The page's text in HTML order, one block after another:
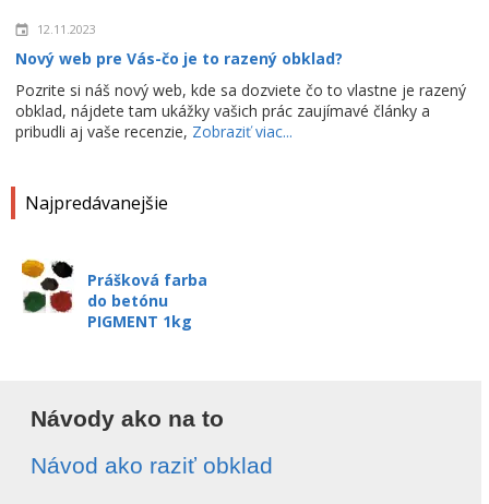
12.11.2023
Nový web pre Vás-čo je to razený obklad?
Pozrite si náš nový web, kde sa dozviete čo to vlastne je razený
obklad, nájdete tam ukážky vašich prác zaujímavé články a
pribudli aj vaše recenzie, Zobraziť viac...
Najpredávanejšie
Prášková farba
do betónu
PIGMENT 1kg
Návody ako na to
Návod ako raziť obklad